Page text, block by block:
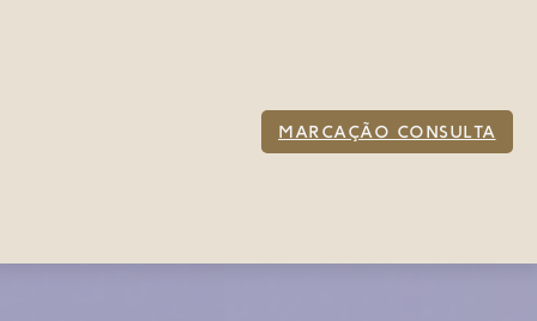
MARCAÇÃO CONSULTA